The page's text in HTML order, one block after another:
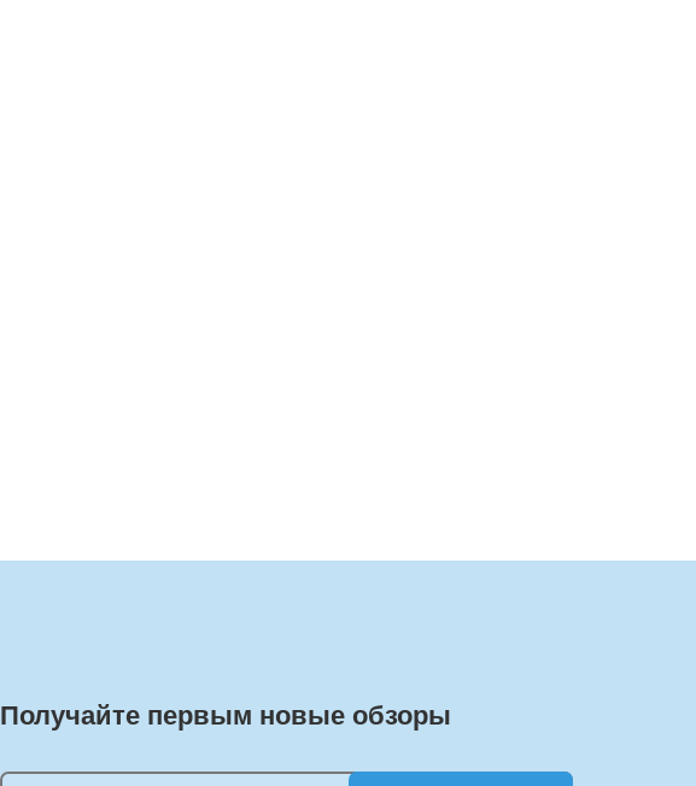
Получайте первым новые обзоры